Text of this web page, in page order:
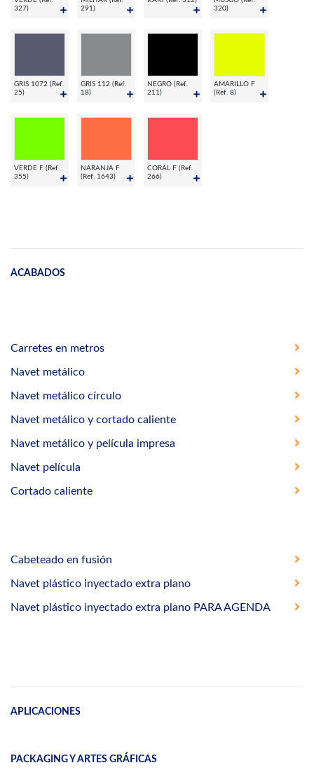
327)
291)
320)
GRIS 1072 (Ref.
25)
GRIS 112 (Ref.
18)
NEGRO (Ref.
211)
AMARILLO F
(Ref. 8)
VERDE F (Ref.
355)
NARANJA F
(Ref. 1643)
CORAL F (Ref.
266)
ACABADOS
Carretes en metros
Navet metálico
Navet metálico círculo
Navet metálico y cortado caliente
Navet metálico y película impresa
Navet película
Cortado caliente
Cabeteado en fusión
Navet plástico inyectado extra plano
Navet plástico inyectado extra plano PARA AGENDA
APLICACIONES
PACKAGING Y ARTES GRÁFICAS